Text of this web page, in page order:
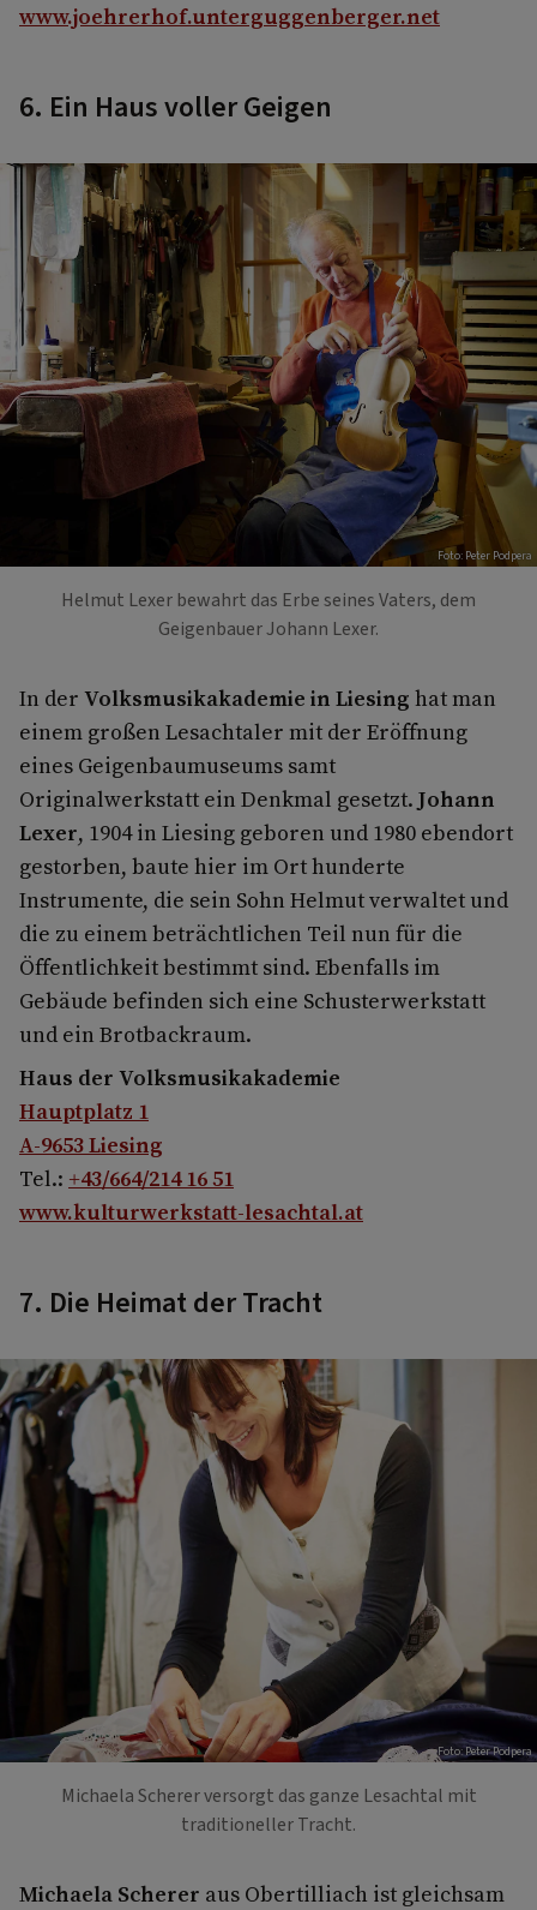
www.joehrerhof.unterguggenberger.net
6. Ein Haus voller Geigen
Foto: Peter Podpera
Helmut Lexer bewahrt das Erbe seines Vaters, dem
Geigenbauer Johann Lexer.
In der Volksmusikakademie in Liesing hat man
einem großen Lesachtaler mit der Eröffnung
eines Geigenbaumuseums samt
Originalwerkstatt ein Denkmal gesetzt. Johann
Lexer, 1904 in Liesing geboren und 1980 ebendort
gestorben, baute hier im Ort hunderte
Instrumente, die sein Sohn Helmut verwaltet und
die zu einem beträchtlichen Teil nun für die
Öffentlichkeit bestimmt sind. Ebenfalls im
Gebäude befinden sich eine Schusterwerkstatt
und ein Brotbackraum.
Haus der Volksmusikakademie
Hauptplatz 1
A-9653 Liesing
Tel.: +43/664/214 16 51
www.kulturwerkstatt-lesachtal.at
7. Die Heimat der Tracht
Foto: Peter Podpera
Michaela Scherer versorgt das ganze Lesachtal mit
traditioneller Tracht.
Michaela Scherer aus Obertilliach ist gleichsam